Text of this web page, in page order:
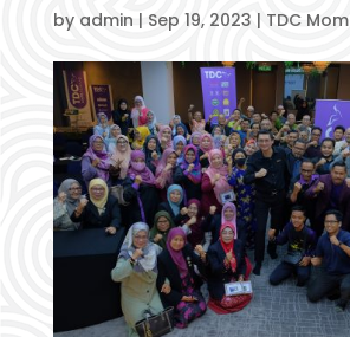
by admin | Sep 19, 2023 | TDC